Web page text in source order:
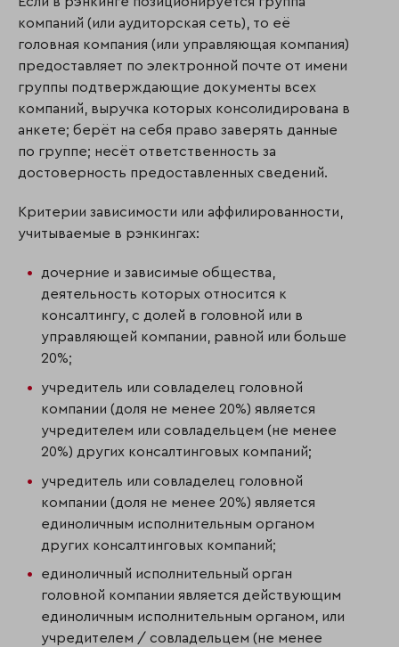
компаний (или аудиторская сеть), то её
головная компания (или управляющая компания)
предоставляет по электронной почте от имени
группы подтверждающие документы всех
компаний, выручка которых консолидирована в
анкете; берёт на себя право заверять данные
по группе; несёт ответственность за
достоверность предоставленных сведений.
Критерии зависимости или аффилированности,
учитываемые в рэнкингах:
дочерние и зависимые общества,
деятельность которых относится к
консалтингу, с долей в головной или в
управляющей компании, равной или больше
20%;
учредитель или совладелец головной
компании (доля не менее 20%) является
учредителем или совладельцем (не менее
20%) других консалтинговых компаний;
учредитель или совладелец головной
компании (доля не менее 20%) является
единоличным исполнительным органом
других консалтинговых компаний;
единоличный исполнительный орган
головной компании является действующим
единоличным исполнительным органом, или
учредителем / совладельцем (не менее